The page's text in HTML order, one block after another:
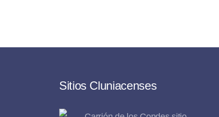
Sitios Cluniacenses